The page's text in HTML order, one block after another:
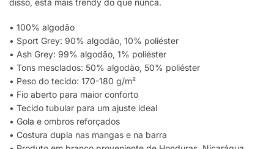
disso, está mais trendy do que nunca.
• 100% algodão
• Sport Grey: 90% algodão, 10% poliéster
• Ash Grey: 99% algodão, 1% poliéster
• Tons mesclados: 50% algodão, 50% poliéster
• Peso do tecido: 170-180 g/m²
• Fio aberto para maior conforto
• Tecido tubular para um ajuste ideal
• Gola e ombros reforçados
• Costura dupla nas mangas e na barra